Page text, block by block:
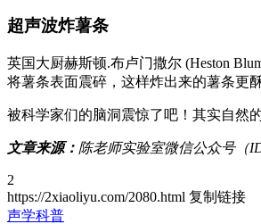
超声波炸薯条
英国大厨赫斯顿.布卢门撒尔 (Heston
将薯条表面震碎，这样炸出来的薯条更
被科学家们的脑洞震惊了吧！其实自然
文章来源： 陈老师实验室微信公众号（ID
2
https://2xiaoliyu.com/2080.html 复制链接
声学科普